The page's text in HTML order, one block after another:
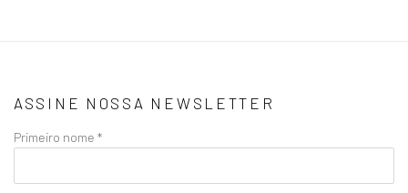
ASSINE NOSSA NEWSLETTER
Primeiro nome *